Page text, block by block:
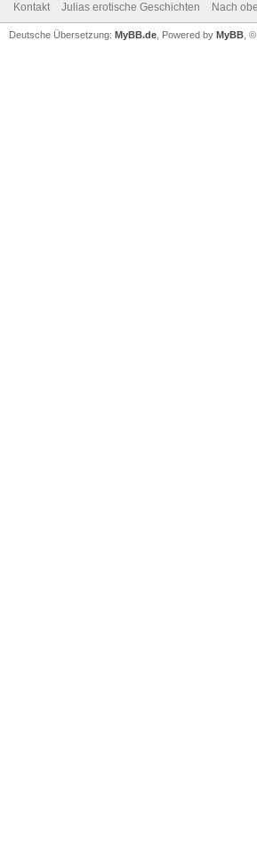
Kontakt Julias erotische Geschichten Nach
Deutsche Übersetzung: MyBB.de , Powered by MyBB ,